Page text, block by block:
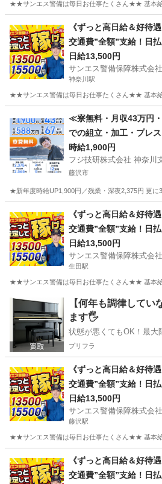
★★サンエス警備は毎日お仕事たくさん★★ 基本給
相模原市 相模原駅 警備員
サンエス警備保障株式会社
《ずっと高日給＆好待
交通費”全額”支給！日
株式会社 横浜支社 神奈川
日給13,500円
サンエス警備保障株式会
神奈川駅
★★サンエス警備は毎日お仕事たくさん★★ 基本給
神奈川駅 警備員
≪寮無料・月収43万円
での組立・加工・プレ
時給1,900円
フジ技研株式会社 神奈川
藤沢市
★新年度時給UP1,900円／残業・深夜2,375円 更
その他
《ずっと高日給＆好待
交通費”全額”支給！日
株式会社 溝の口支社 生田
日給13,500円
サンエス警備保障株式会
生田駅
★★サンエス警備は毎日お仕事たくさん★★ 基本給
神奈川 生田駅 警備員 溝
【何年も調律してい
ます🖐️
状態が悪くてもOK！最大
プリフラ
《ずっと高日給＆好待
交通費”全額”支給！日
株式会社 藤沢支社 藤沢
日給13,500円
サンエス警備保障株式会
藤沢駅
★★サンエス警備は毎日お仕事たくさん★★ 基本給
藤沢駅 警備員 サ
《ずっと高日給＆好待
交通費”全額”支給！日